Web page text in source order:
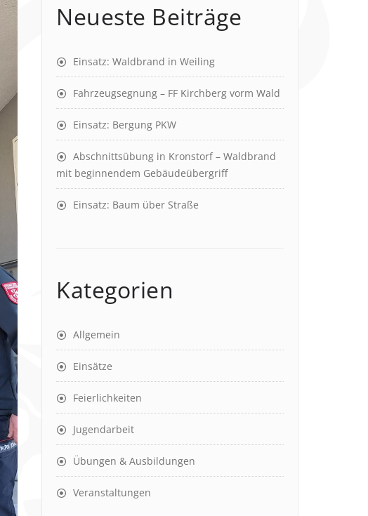
Neueste Beiträge
Einsatz: Waldbrand in Weiling
Fahrzeugsegnung – FF Kirchberg vorm Wald
Einsatz: Bergung PKW
Abschnittsübung in Kronstorf – Waldbrand
mit beginnendem Gebäudeübergriff
Einsatz: Baum über Straße
Kategorien
Allgemein
Einsätze
Feierlichkeiten
Jugendarbeit
Übungen & Ausbildungen
Veranstaltungen